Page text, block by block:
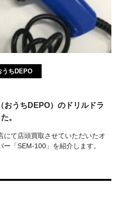
うちDEPO
おうちDEPO）のドリルドラ
。
にて店頭買取させていただいたオ
ー「SEM-100」を紹介します。